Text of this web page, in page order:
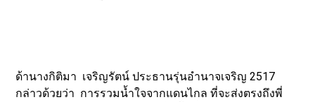
ด้านางกิติมา เจริญรัตน์ ประธานรุ่นอำนาจเจริญ 2517
กล่าวด้วยว่า การรวมน้ำใจจากแดนไกล ที่จะส่งตรงถึงพี่